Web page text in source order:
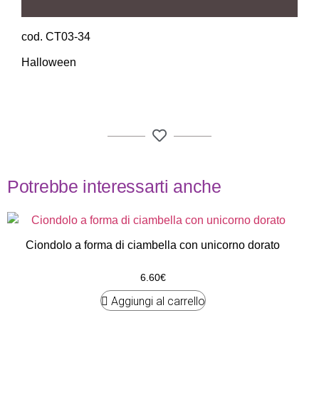
cod. CT03-34
Halloween
Potrebbe interessarti anche
Ciondolo a forma di ciambella con unicorno dorato
6.60€
Aggiungi al carrello